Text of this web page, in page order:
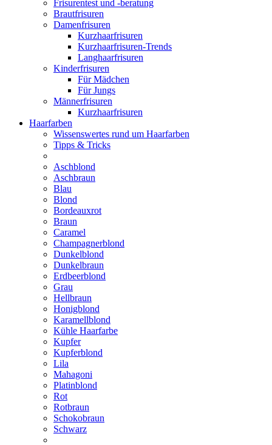
Frisurentest und -beratung
Brautfrisuren
Damenfrisuren
Kurzhaarfrisuren
Kurzhaarfrisuren-Trends
Langhaarfrisuren
Kinderfrisuren
Für Mädchen
Für Jungs
Männerfrisuren
Kurzhaarfrisuren
Haarfarben
Wissenswertes rund um Haarfarben
Tipps & Tricks
Aschblond
Aschbraun
Blau
Blond
Bordeauxrot
Braun
Caramel
Champagnerblond
Dunkelblond
Dunkelbraun
Erdbeerblond
Grau
Hellbraun
Honigblond
Karamellblond
Kühle Haarfarbe
Kupfer
Kupferblond
Lila
Mahagoni
Platinblond
Rot
Rotbraun
Schokobraun
Schwarz